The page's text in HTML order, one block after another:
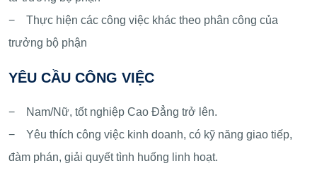
− Thực hiện các công việc khác theo phân công của
trưởng bộ phận
YÊU CẦU CÔNG VIỆC
− Nam/Nữ, tốt nghiệp Cao Đẳng trở lên.
− Yêu thích công việc kinh doanh, có kỹ năng giao tiếp,
đàm phán, giải quyết tình huống linh hoạt.